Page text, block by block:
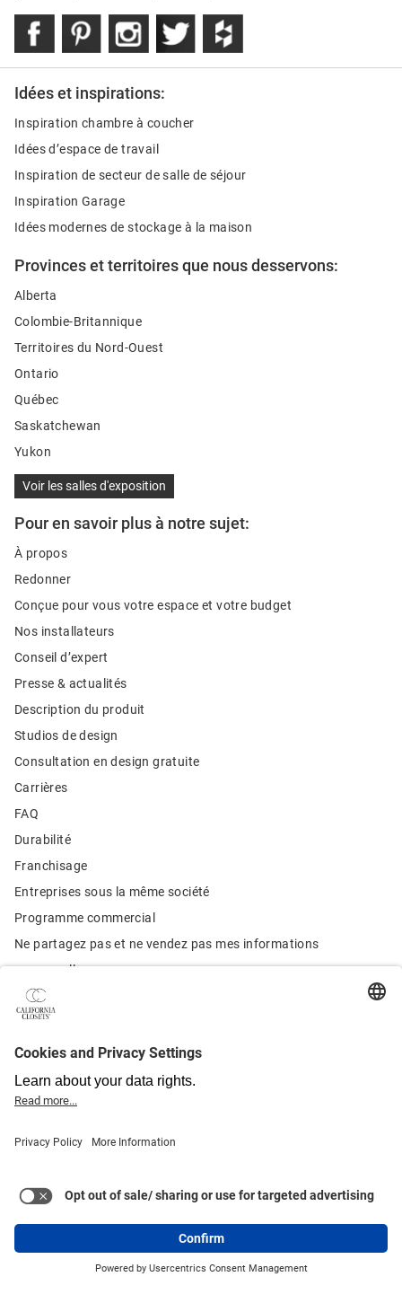
Idées et inspirations:
Inspiration chambre à coucher
Idées d’espace de travail
Inspiration de secteur de salle de séjour
Inspiration Garage
Idées modernes de stockage à la maison
Provinces et territoires que nous desservons:
Alberta
Colombie-Britannique
Territoires du Nord‑Ouest
Ontario
Québec
Saskatchewan
Yukon
Voir les salles d'exposition
Pour en savoir plus à notre sujet:
À propos
Redonner
Conçue pour vous votre espace et votre budget
Nos installateurs
Conseil d’expert
Presse & actualités
Description du produit
Studios de design
Consultation en design gratuite
Carrières
FAQ
Durabilité
Franchisage
Entreprises sous la même société
Programme commercial
Ne partagez pas et ne vendez pas mes informations
personnelles
Contactez-nous:
514.400.6528